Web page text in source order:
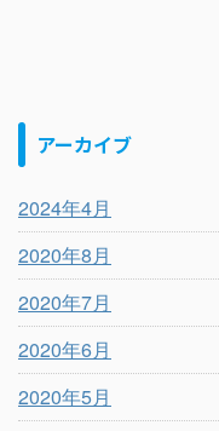
アーカイブ
2024年4月
2020年8月
2020年7月
2020年6月
2020年5月